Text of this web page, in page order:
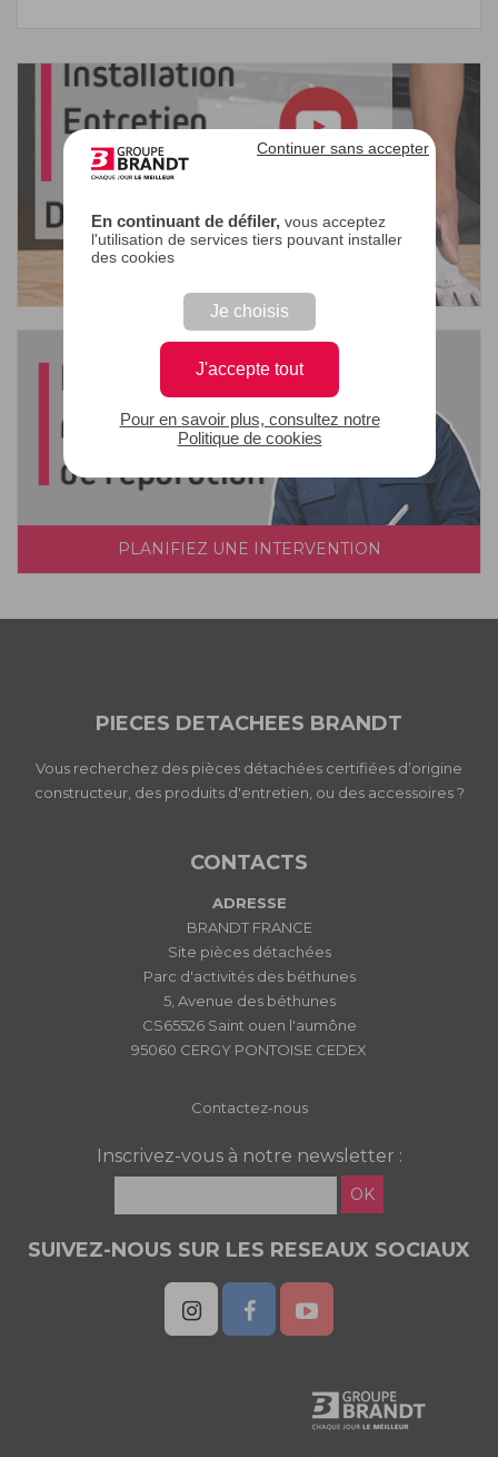
En continuant de défiler, vous acceptez
l'utilisation de services tiers pouvant installer
des cookies
Je choisis
J'accepte tout
Continuer sans accepter
Pour en savoir plus, consultez notre
Politique de cookies
PLANIFIEZ UNE INTERVENTION
PIECES DETACHEES BRANDT
Vous recherchez des pièces détachées certifiées d’origine
constructeur, des produits d'entretien, ou des accessoires ?
CONTACTS
ADRESSE
BRANDT FRANCE
Site pièces détachées
Parc d'activités des béthunes
5, Avenue des béthunes
CS65526 Saint ouen l'aumône
95060 CERGY PONTOISE CEDEX
Contactez-nous
Inscrivez-vous à notre newsletter :
OK
SUIVEZ-NOUS SUR LES RESEAUX SOCIAUX